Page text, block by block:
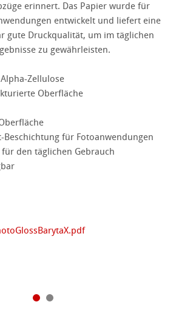
erinnert. Das Papier wurde für
entwickelt und liefert eine
gute Druckqualität, um im täglichen
zu gewährleisten.
Zellulose
Oberfläche
für Fotoanwendungen
den täglichen Gebrauch